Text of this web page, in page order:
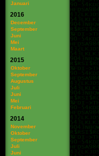
Januari
2016
December
September
Juni
Mei
Maart
2015
Oktober
September
Augustus
Juli
Juni
Mei
Februari
2014
November
Oktober
September
Juli
Juni